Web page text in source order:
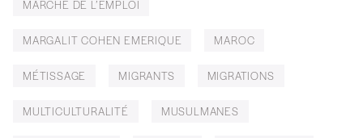
MARCHÉ DE L’EMPLOI
MARGALIT COHEN EMERIQUE MAROC
MÉTISSAGE MIGRANTS MIGRATIONS
MULTICULTURALITÉ MUSULMANES